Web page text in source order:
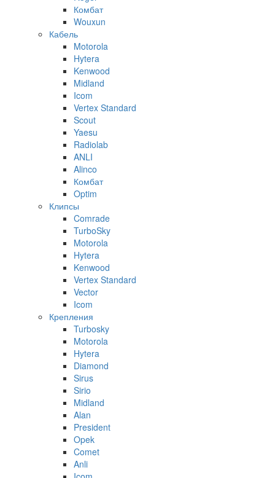
Комбат
Wouxun
Кабель
Motorola
Hytera
Kenwood
Midland
Icom
Vertex Standard
Scout
Yaesu
Radiolab
ANLI
Alinco
Комбат
Optim
Клипсы
Comrade
TurboSky
Motorola
Hytera
Kenwood
Vertex Standard
Vector
Icom
Крепления
Turbosky
Motorola
Hytera
Diamond
Sirus
Sirio
Midland
Alan
President
Opek
Comet
Anli